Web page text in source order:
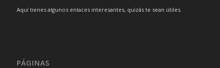
Aquí tienes algunos enlaces interesantes, quizás te sean útiles.
PÁGINAS